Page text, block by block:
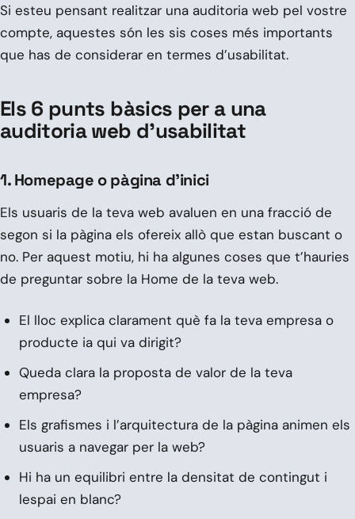
Si esteu pensant realitzar una auditoria web pel vostre
compte, aquestes són les sis coses més importants
que has de considerar en termes d’usabilitat.
Els 6 punts bàsics per a una
auditoria web d’usabilitat
1. Homepage o pàgina d’inici
Els usuaris de la teva web avaluen en una fracció de
segon si la pàgina els ofereix allò que estan buscant o
no. Per aquest motiu, hi ha algunes coses que t’hauries
de preguntar sobre la Home de la teva web.
El lloc explica clarament què fa la teva empresa o
producte ia qui va dirigit?
Queda clara la proposta de valor de la teva
empresa?
Els grafismes i l’arquitectura de la pàgina animen els
usuaris a navegar per la web?
Hi ha un equilibri entre la densitat de contingut i
lespai en blanc?